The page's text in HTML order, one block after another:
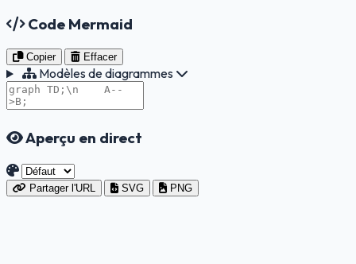
Code Mermaid
Copier Effacer
Modèles de diagrammes
Aperçu en direct
Partager l'URL SVG PNG